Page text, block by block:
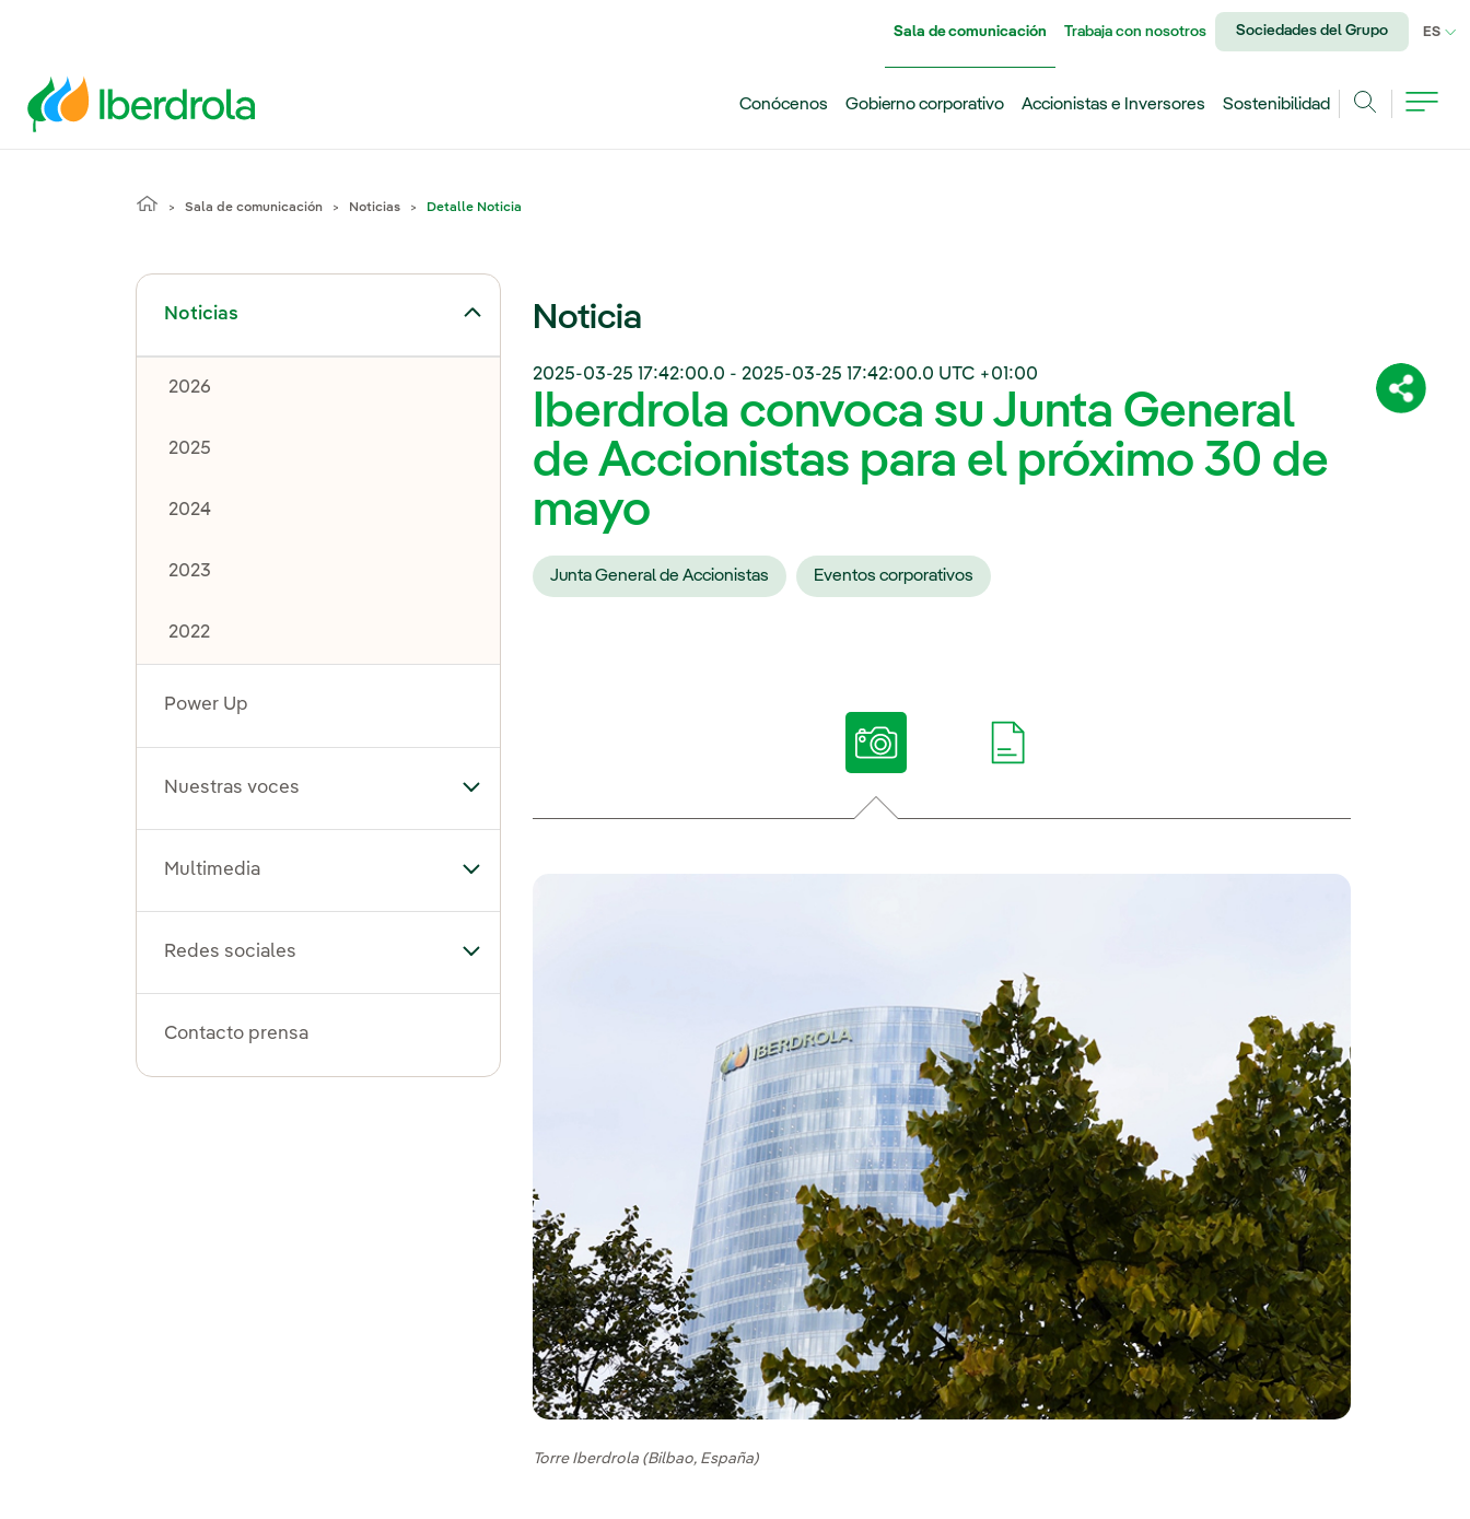
Sala de comunicación Trabaja con nosotros Sociedades del Grupo ES
Conócenos Gobierno corporativo Accionistas e Inversores
Sostenibilidad
Sala de comunicación Noticias Detalle Noticia
Noticias
Alternar el submenú para Noticias
2026
2025
2024
2023
2022
Power Up
Nuestras voces Alternar el submenú para Nuestras voces
Multimedia Alternar el submenú para Multimedia
Redes sociales Alternar el submenú para Redes sociales
Contacto prensa
Noticia
2025-03-25 17:42:00.0 - 2025-03-25 17:42:00.0 UTC +01:00
Iberdrola convoca su Junta General
de Accionistas para el próximo 30 de
mayo
Junta General de Accionistas Eventos corporativos
Torre Iberdrola (Bilbao, España)